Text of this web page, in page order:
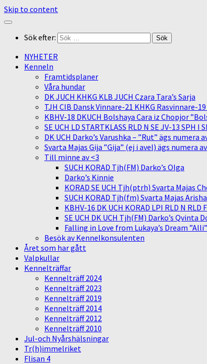
Skip to content
Sök efter:
NYHETER
Kenneln
Framtidsplaner
Våra hundar
DK JUCH KHKG KLB JUCH Czara Tara’s Sarja
TJH CIB Dansk Vinnare-21 KHKG Rasvinnare-
KBHV-18 DKUCH Bolshaya Cara iz Chopjor
SE UCH LD STARTKLASS RLD N SE JV-13
DK UCH Darko’s Varushka – ”Rut” ägs numera
Svarta Majas Gija ”Gija” (ej i avel) ägs numera
Till minne av <3
SUCH KORAD Tjh(FM) Darko’s Olga
Darko’s Kinnie
KORAD SE UCH Tjh(ptrh) Svarta Majas
SUCH KORAD Tjh(fm) Svarta Majas Arisha
KBHV-16 DK UCH KORAD LPI RLD N
SE UCH DK UCH Tjh(FM) Darko’s
Falling in Love from Lukaya’s Dream ”Alli”
Besök av Kennelkonsulenten
Året som har gått
Valpkullar
Kennelträffar
Kennelträff 2024
Kennelträff 2023
Kennelträff 2019
Kennelträff 2014
Kennelträff 2012
Kennelträff 2010
Jul-och Nyårshälsningar
Tr(h)immelriket
Flisan 4